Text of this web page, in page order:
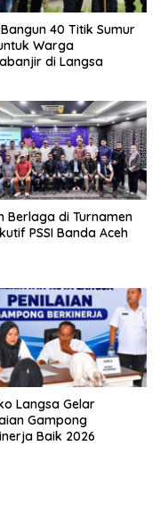
40 Titik Sumur
Warga
di Langsa
Berlaga di Turnamen
PSSI Banda Aceh
Langsa Gelar
Gampong
Baik 2026